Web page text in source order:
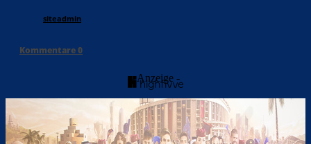
siteadmin
Kommentare0
- Anzeige -